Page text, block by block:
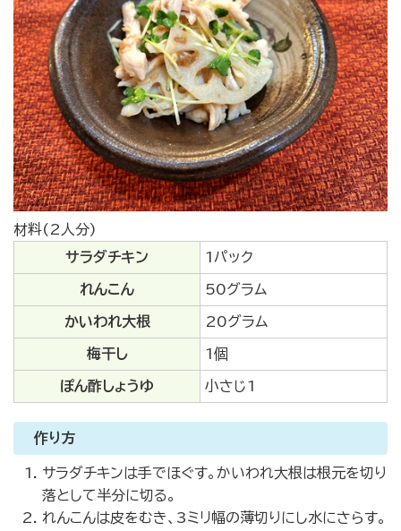
材料(2人分)
サラダチキン
1パック
れんこん 50グラム
かいわれ大根 20グラム
梅干し 1個
ぽん酢しょうゆ 小さじ1
作り方
サラダチキンは手でほぐす。かいわれ大根は根元を切り
落として半分に切る。
れんこんは皮をむき、3ミリ幅の薄切りにし水にさらす。